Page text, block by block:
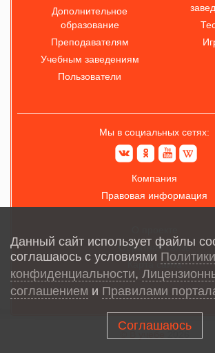
Дополнительное
образование
Преподавателям
Учебным заведениям
Пользователи
Мы в социальных сетях:
Компания
Правовая информация
Обратная связь
Карта сайта
Данный сайт использует файлы
соглашаюсь с условиями Политики
конфиденциальности,
соглашением и Правилами
Соглашаюсь